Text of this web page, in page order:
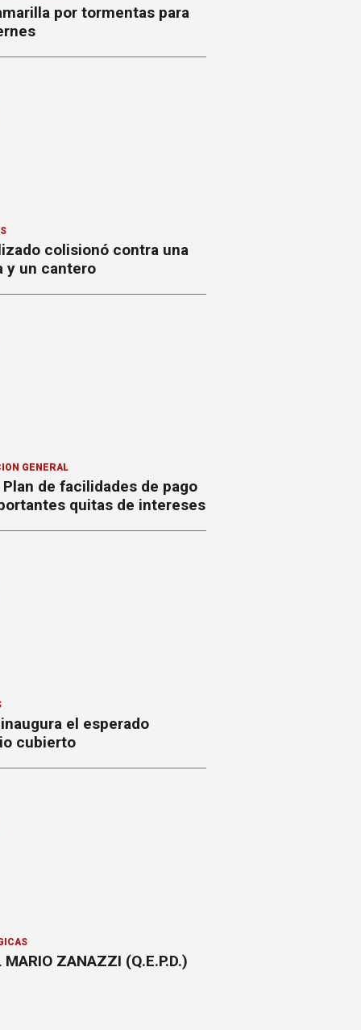
por tormentas para
colisionó contra una
y un cantero
GENERAL
Plan de facilidades de pago
quitas de intereses
el esperado
cubierto
MARIO ZANAZZI (Q.E.P.D.)